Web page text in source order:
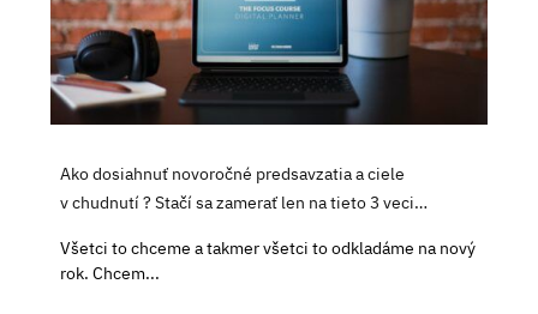
Ako dosiahnuť novoročné predsavzatia a ciele
v chudnutí ? Stačí sa zamerať len na tieto 3 veci…
Všetci to chceme a takmer všetci to odkladáme na nový
rok. Chcem...